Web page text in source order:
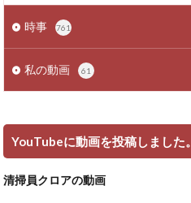
時事 761
私の動画 61
YouTubeに動画を投稿しました。
清掃員クロアの動画